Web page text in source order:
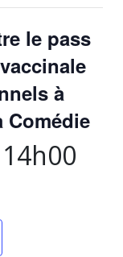
le pass
à
Comédie